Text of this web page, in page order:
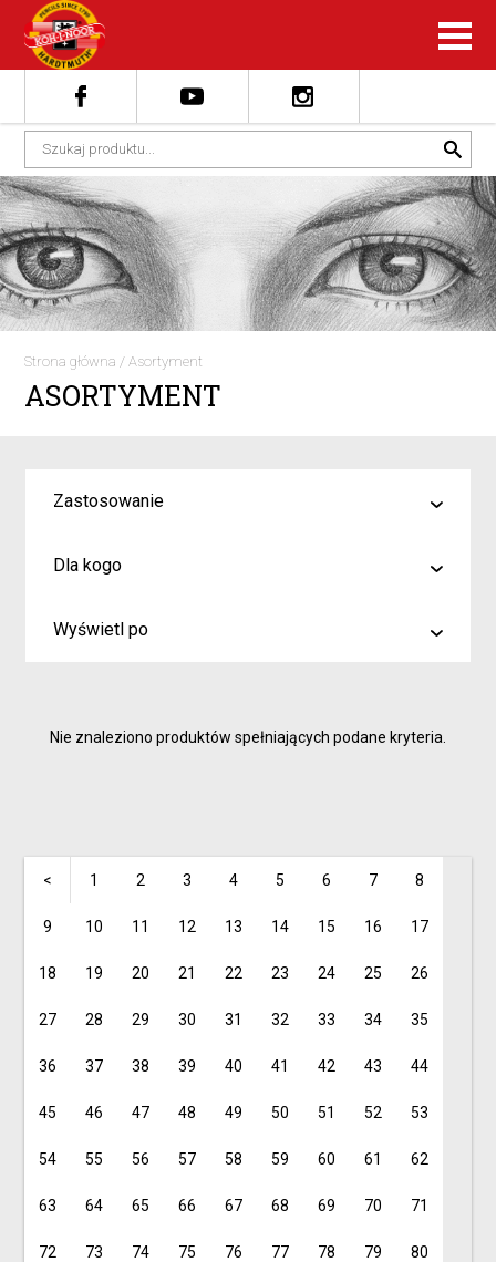
Strona główna /Asortyment
ASORTYMENT
Zastosowanie
malowanie
kreślenie
Dla kogo
Artyści i profesjonaliści
Inspiracje dla rodziców i dzieci
Wyświetl po
Nie znaleziono produktów spełniających podane kryteria.
< 1 2 3 4 5 6 7 8
9 10 11 12 13 14 15 16 17
18 19 20 21 22 23 24 25 26
27 28 29 30 31 32 33 34 35
36 37 38 39 40 41 42 43 44
45 46 47 48 49 50 51 52 53
54 55 56 57 58 59 60 61 62
63 64 65 66 67 68 69 70 71
72 73 74 75 76 77 78 79 80